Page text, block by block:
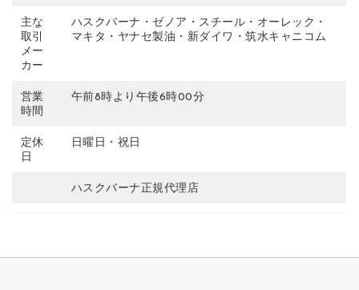
主な
取引
メー
カー
ハスクバーナ・ゼノア・スチール・オーレック・
マキタ・ヤナセ製油・新ダイワ・筑水キャニコム
営業
時間
午前8時より午後6時00分
定休
日
日曜日・祝日
ハスクバーナ正規代理店